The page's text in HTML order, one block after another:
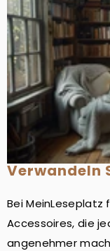
Verwandeln
Bei
Accessoires, die
angenehmer